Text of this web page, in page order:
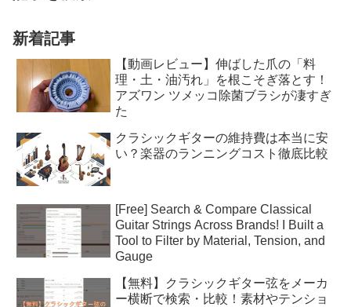
新着記事
【動画レビュー】伸ばした爪の「料
理・土・油汚れ」を根こそぎ落とす！
アズワン ツメッコ除菌ブラシが凄すぎ
た
クラシックギターの維持費は本当に安
い？楽器のランニングコスト徹底比較
[Free] Search & Compare Classical
Guitar Strings Across Brands! I Built a
Tool to Filter by Material, Tension, and
Gauge
【無料】クラシックギター弦をメーカ
ー横断で検索・比較！素材やテンショ